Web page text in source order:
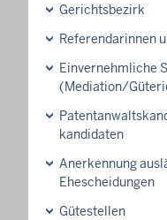
Gerichtsbezirk
Referendarinnen
Einvernehmliche
(Mediation/
kandidaten
Anerkennung
Ehescheidungen
Gütestellen